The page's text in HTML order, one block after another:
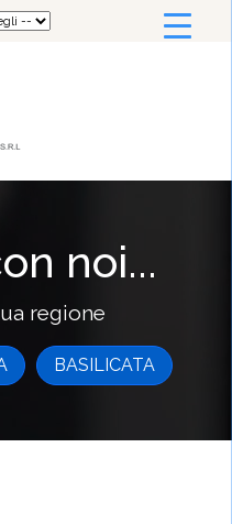
noi...
regione
BASILICATA